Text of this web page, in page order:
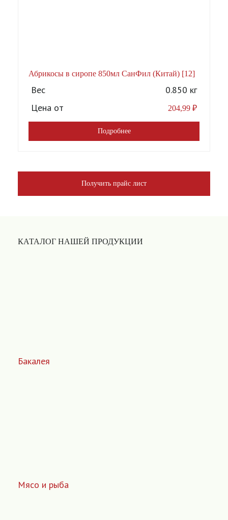
Абрикосы в сиропе 850мл СанФил (Китай) [12]
Вес
0.850 кг
Цена от
204,99 ₽
Подробнее
Получить прайс лист
КАТАЛОГ НАШЕЙ ПРОДУКЦИИ
Бакалея
Мясо и рыба